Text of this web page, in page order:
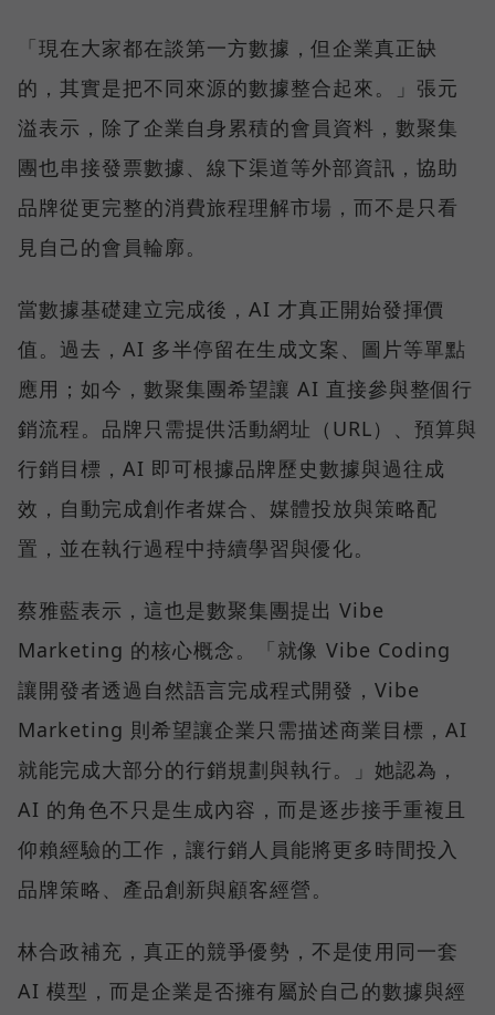
「現在大家都在談第一方數據，但企業真正缺
的，其實是把不同來源的數據整合起來。」張元
溢表示，除了企業自身累積的會員資料，數聚集
團也串接發票數據、線下渠道等外部資訊，協助
品牌從更完整的消費旅程理解市場，而不是只看
見自己的會員輪廓。
當數據基礎建立完成後，AI 才真正開始發揮價
值。過去，AI 多半停留在生成文案、圖片等單點
應用；如今，數聚集團希望讓 AI 直接參與整個行
銷流程。品牌只需提供活動網址（URL）、預算與
行銷目標，AI 即可根據品牌歷史數據與過往成
效，自動完成創作者媒合、媒體投放與策略配
置，並在執行過程中持續學習與優化。
蔡雅藍表示，這也是數聚集團提出 Vibe
Marketing 的核心概念。「就像 Vibe Coding
讓開發者透過自然語言完成程式開發，Vibe
Marketing 則希望讓企業只需描述商業目標，AI
就能完成大部分的行銷規劃與執行。」她認為，
AI 的角色不只是生成內容，而是逐步接手重複且
仰賴經驗的工作，讓行銷人員能將更多時間投入
品牌策略、產品創新與顧客經營。
林合政補充，真正的競爭優勢，不是使用同一套
AI 模型，而是企業是否擁有屬於自己的數據與經